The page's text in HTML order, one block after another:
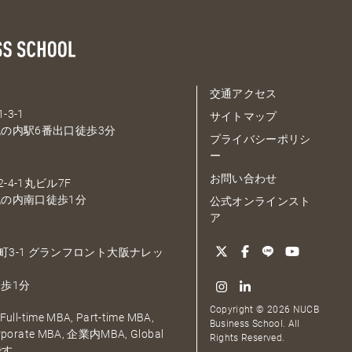
3-1
内駅6番出口徒歩3分
4-1丸ビル7F
内南口徒歩1分
3-1 グランフロント大阪ナレッ
1分
time MBA, Part-time MBA,
MBA, 企業内MBA, Global
交通アクセス
サイトマップ
プライバシーポリシ
ー
お問い合わせ
公式オンラインスト
ア
Copyright © 2026 NUCB
Business School. All
Rights Reserved.